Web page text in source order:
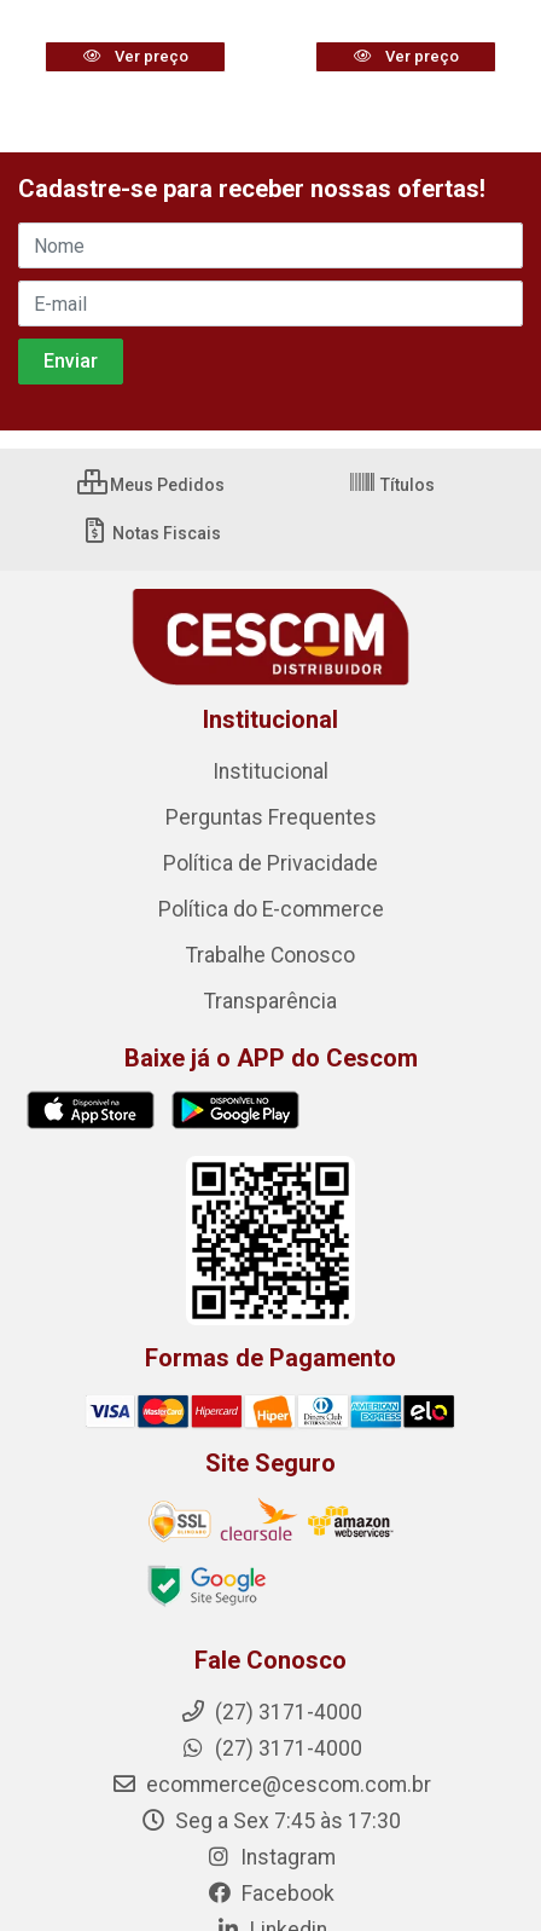
Ver preço Ver preço
Cadastre-se para receber nossas ofertas!
Meus Pedidos Títulos
Notas Fiscais
Institucional
Institucional
Perguntas Frequentes
Política de Privacidade
Política do E-commerce
Trabalhe Conosco
Transparência
Baixe já o APP do Cescom
Formas de Pagamento
Site Seguro
Fale Conosco
(27) 3171-4000
(27) 3171-4000
ecommerce@cescom.com.br
Seg a Sex 7:45 às 17:30
Instagram
Facebook